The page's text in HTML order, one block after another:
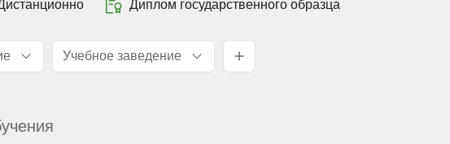
Диплом государственного образца
Учебное заведение